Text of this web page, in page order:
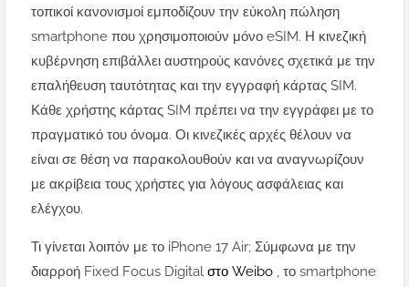
τοπικοί κανονισμοί εμποδίζουν την εύκολη πώληση
smartphone που χρησιμοποιούν μόνο eSIM. Η κινεζική
κυβέρνηση επιβάλλει αυστηρούς κανόνες σχετικά με την
επαλήθευση ταυτότητας και την εγγραφή κάρτας SIM.
Κάθε χρήστης κάρτας SIM πρέπει να την εγγράφει με το
πραγματικό του όνομα. Οι κινεζικές αρχές θέλουν να
είναι σε θέση να παρακολουθούν και να αναγνωρίζουν
με ακρίβεια τους χρήστες για λόγους ασφάλειας και
ελέγχου.
Τι γίνεται λοιπόν με το iPhone 17 Air; Σύμφωνα με την
διαρροή Fixed Focus Digital στο Weibo , το smartphone